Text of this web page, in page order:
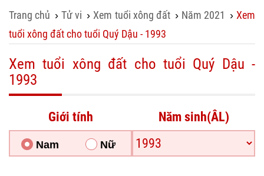
Trang chủ ›Tử vi ›Xem tuổi xông đất › Năm 2021 ›Xem
tuổi xông đất cho tuổi Quý Dậu - 1993
Xem tuổi xông đất cho tuổi Quý Dậu -
1993
Giới tính
Nam Nữ
Năm sinh(ÂL)